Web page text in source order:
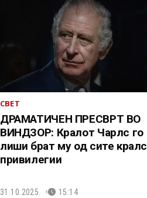
СВЕТ
ДРАМАТИЧЕН ПРЕСВРТ ВО
ВИНДЗОР: Кралот Чарлс го
лиши брат му од сите
привилегии
31.10.2025. 15:14